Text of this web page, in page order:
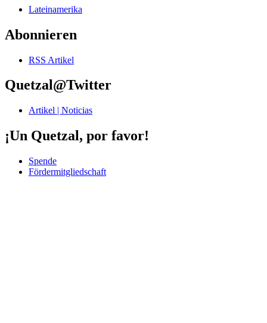
Lateinamerika
Abonnieren
RSS Artikel
Quetzal@Twitter
Artikel | Noticias
¡Un Quetzal, por favor!
Spende
Fördermitgliedschaft